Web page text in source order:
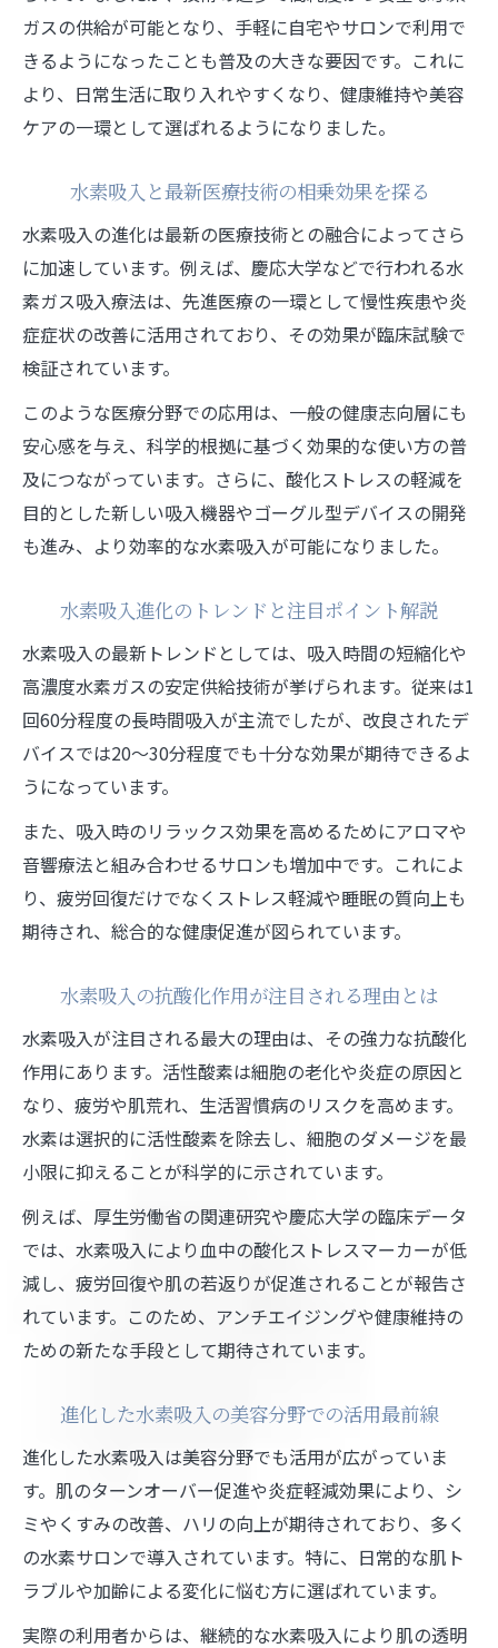
疲労回復に有効な水素吸入の最新実践法
水素吸入で目指す美容効果の実感ポイント
水素吸入の進化と日常への取り入れ方を解
説
案
水素吸入の効果を高める生活習慣の工夫
水素吸入の進化がアスリートに支持される背景
アスリートが水素吸入を選ぶ理由を徹底解
係
水素吸入による疲労回復と競技力維持の秘
水素吸入がアスリートの回復戦略に与える
先進医療で注目の水素吸入とスポーツシー
ン
水素吸入の効果はいつから実感できるのか
水素吸入の効果が現れるまでの一般的な期
間
水素吸入の進化で体感速度が変わる理由と
は
水素吸入の効果実感を早めるコツとポイン
ト
水素吸入を継続した際の体調変化の傾向
厚生労働省や大学研究から見た水素吸入の今
厚生労働省が注目する水素吸入の最新動向
水素吸入と慶応大学による研究成果の紹介
水素吸入の進化と各研究機関の評価ポイン
ト
水素吸入の現状と今後の医療応用の可能性
ガスの供給が可能となり、手軽に自宅やサロンで利用で
きるようになったことも普及の大きな要因です。これに
より、日常生活に取り入れやすくなり、健康維持や美容
ケアの一環として選ばれるようになりました。
水素吸入と最新医療技術の相乗効果を探る
水素吸入の進化は最新の医療技術との融合によってさら
に加速しています。例えば、慶応大学などで行われる水
素ガス吸入療法は、先進医療の一環として慢性疾患や炎
症症状の改善に活用されており、その効果が臨床試験で
検証されています。
このような医療分野での応用は、一般の健康志向層にも
安心感を与え、科学的根拠に基づく効果的な使い方の普
及につながっています。さらに、酸化ストレスの軽減を
目的とした新しい吸入機器やゴーグル型デバイスの開発
も進み、より効率的な水素吸入が可能になりました。
水素吸入進化のトレンドと注目ポイント解説
水素吸入の最新トレンドとしては、吸入時間の短縮化や
高濃度水素ガスの安定供給技術が挙げられます。従来は1
回60分程度の長時間吸入が主流でしたが、改良されたデ
バイスでは20～30分程度でも十分な効果が期待できるよ
うになっています。
また、吸入時のリラックス効果を高めるためにアロマや
音響療法と組み合わせるサロンも増加中です。これによ
り、疲労回復だけでなくストレス軽減や睡眠の質向上も
期待され、総合的な健康促進が図られています。
水素吸入の抗酸化作用が注目される理由とは
水素吸入が注目される最大の理由は、その強力な抗酸化
作用にあります。活性酸素は細胞の老化や炎症の原因と
なり、疲労や肌荒れ、生活習慣病のリスクを高めます。
水素は選択的に活性酸素を除去し、細胞のダメージを最
小限に抑えることが科学的に示されています。
例えば、厚生労働省の関連研究や慶応大学の臨床データ
では、水素吸入により血中の酸化ストレスマーカーが低
減し、疲労回復や肌の若返りが促進されることが報告さ
れています。このため、アンチエイジングや健康維持の
ための新たな手段として期待されています。
進化した水素吸入の美容分野での活用最前線
進化した水素吸入は美容分野でも活用が広がっていま
す。肌のターンオーバー促進や炎症軽減効果により、シ
ミやくすみの改善、ハリの向上が期待されており、多く
の水素サロンで導入されています。特に、日常的な肌ト
ラブルや加齢による変化に悩む方に選ばれています。
実際の利用者からは、継続的な水素吸入により肌の透明